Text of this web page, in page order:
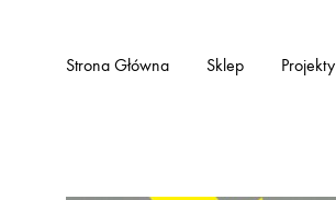
Strona Główna Sklep Projekty